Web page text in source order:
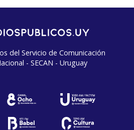
del Servicio de Comunicación
- SECAN - Uruguay